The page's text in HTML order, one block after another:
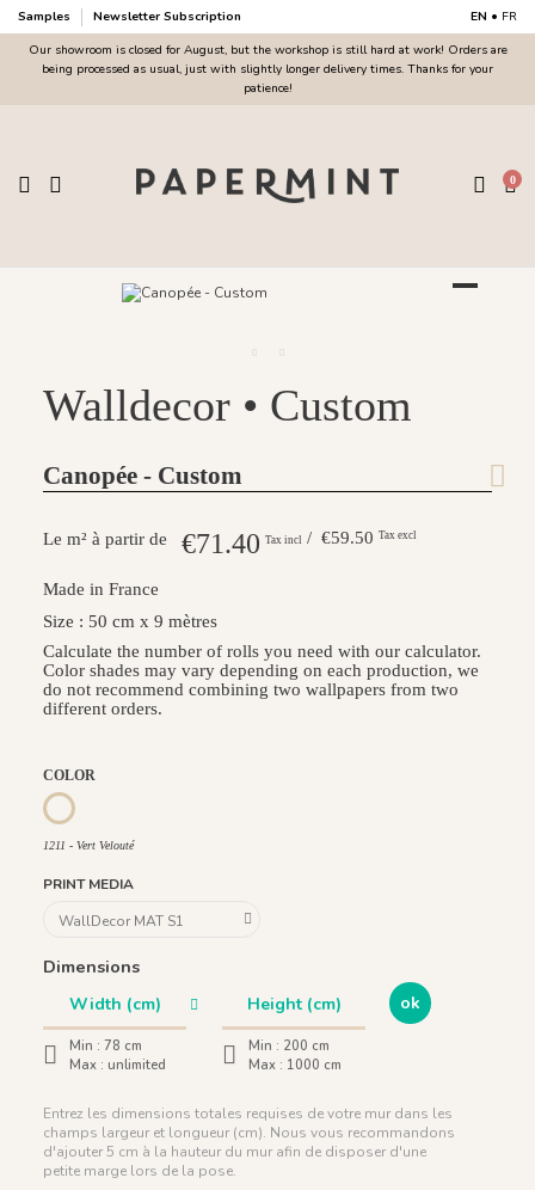
Samples Newsletter Subscription EN • FR
Our showroom is closed for August, but the workshop is still hard at work! Orders are
being processed as usual, just with slightly longer delivery times. Thanks for your
patience!
0
Walldecor • Custom
Canopée - Custom
€71.40 Tax incl / €59.50 Tax excl
Made in France
Size : 50 cm x 9 mètres
Calculate the number of rolls you need with our calculator.
Color shades may vary depending on each production, we
do not recommend combining two wallpapers from two
different orders.
COLOR
1211 - Vert Velouté
1211 - Vert Velouté
PRINT MEDIA
Dimensions
Min : 78 cm
Max : unlimited
Min : 200 cm
Max : 1000 cm
ok
Entrez les dimensions totales requises de votre mur dans les
champs largeur et longueur (cm). Nous vous recommandons
d'ajouter 5 cm à la hauteur du mur afin de disposer d'une
petite marge lors de la pose.